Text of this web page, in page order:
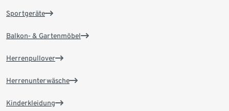
Sportgeräte
Balkon- & Gartenmöbel
Herrenpullover
Herrenunterwäsche
Kinderkleidung